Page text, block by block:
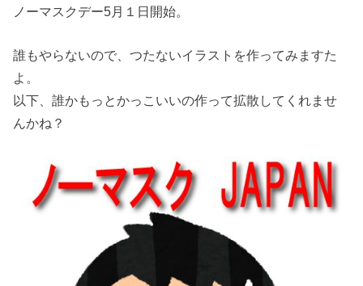
ノーマスクデー5月１日開始。
誰もやらないので、つたないイラストを作ってみますた
よ。
以下、誰かもっとかっこいいの作って拡散してくれませ
んかね？